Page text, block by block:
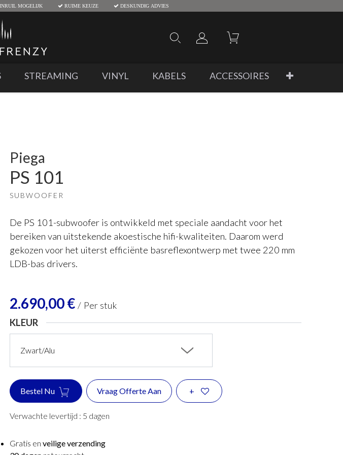
MOGELIJK RUIME KEUZE DESKUNDIG ADVIES
STREAMING VINYL KABELS ACCESSOIRES
Piega
PS 101
SUBWOOFER
De PS 101-subwoofer is ontwikkeld met speciale aandacht voor het
bereiken van uitstekende akoestische hifi-kwaliteiten. Daarom werd
gekozen voor het uiterst efficiënte basreflexontwerp met twee 220 mm
LDB-bas drivers.
2.690,00€ / Per stuk
KLEUR
Bestel Nu Vraag Offerte Aan +
Verwachte levertijd : 5 dagen
Gratis en veilige verzending